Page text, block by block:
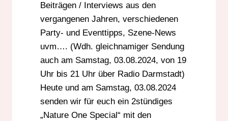
Beiträgen / Interviews aus den
vergangenen Jahren, verschiedenen
Party- und Eventtipps, Szene-News
uvm…. (Wdh. gleichnamiger Sendung
auch am Samstag, 03.08.2024, von 19
Uhr bis 21 Uhr über Radio Darmstadt)
Heute und am Samstag, 03.08.2024
senden wir für euch ein 2stündiges
„Nature One Special“ mit den